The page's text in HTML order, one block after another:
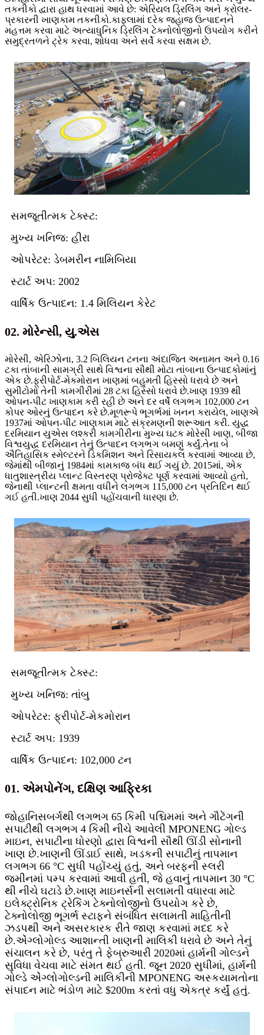
તકનીકો દ્વારા હાથ ધરવામાં આવે છે: એરિયલ ડ્રિલિંગ અને ક્રોલર-
પ્રકારની ખાણકામ તકનીકો.કાફલામાં દરેક જહાજ ઉત્પાદનને
મહત્તમ કરવા માટે અત્યાધુનિક ડ્રિલિંગ ટેક્નોલોજીનો ઉપયોગ કરીને
સમુદ્રતળને ટ્રેક કરવા, શોધવા અને સર્વે કરવા સક્ષમ છે.
સમજૂતીત્મક ટેક્સ્ટ:
મુખ્ય ખનિજ: હીરા
ઓપરેટર: ડેબમરીન નામિબિયા
સ્ટાર્ટ અપ: 2002
વાર્ષિક ઉત્પાદન: 1.4 મિલિયન કેરેટ
02. મોરેન્સી, યુ.એસ
મોરેસી, એરિઝોના, 3.2 બિલિયન ટનના અંદાજિત અનામત અને 0.16
ટકા તાંબાની સામગ્રી સાથે વિશ્વના સૌથી મોટા તાંબાના ઉત્પાદકોમાંનું
એક છે.ફ્રીપોર્ટ-મેકમોરાન ખાણમાં બહુમતી હિસ્સો ધરાવે છે અને
સુમીટોમો તેની કામગીરીમાં 28 ટકા હિસ્સો ધરાવે છે.ખાણ 1939 થી
ઓપન-પીટ ખાણકામ કરી રહી છે અને દર વર્ષે લગભગ 102,000 ટન
કોપર ઓરનું ઉત્પાદન કરે છે.મૂળરૂપે ભૂગર્ભમાં ખનન કરાયેલ, ખાણએ
1937માં ઓપન-પીટ ખાણકામ માટે સંક્રમણની શરૂઆત કરી. યુદ્ધ
દરમિયાન યુએસ લશ્કરી કામગીરીના મુખ્ય ઘટક મોરેસી ખાણ, બીજા
વિશ્વયુદ્ધ દરમિયાન તેનું ઉત્પાદન લગભગ બમણું કર્યું.તેના બે
ઐતિહાસિક સ્મેલ્ટરને ડિકમિશન અને રિસાયકલ કરવામાં આવ્યા છે,
જેમાંથી બીજાનું 1984માં કામકાજ બંધ થઈ ગયું છે. 2015માં, એક
ધાતુશાસ્ત્રીય પ્લાન્ટ વિસ્તરણ પ્રોજેક્ટ પૂર્ણ કરવામાં આવ્યો હતો,
જેનાથી પ્લાન્ટની ક્ષમતા વધીને લગભગ 115,000 ટન પ્રતિદિન થઈ
ગઈ હતી.ખાણ 2044 સુધી પહોંચવાની ધારણા છે.
સમજૂતીત્મક ટેક્સ્ટ:
મુખ્ય ખનિજ: તાંબુ
ઓપરેટર: ફ્રીપોર્ટ-મેકમોરાન
સ્ટાર્ટ અપ: 1939
વાર્ષિક ઉત્પાદન: 102,000 ટન
01. એમપોનેંગ, દક્ષિણ આફ્રિકા
જોહાનિસબર્ગથી લગભગ 65 કિમી પશ્ચિમમાં અને ગૌટેંગની
સપાટીથી લગભગ 4 કિમી નીચે આવેલી MPONENG ગોલ્ડ
માઇન, સપાટીના ધોરણો દ્વારા વિશ્વની સૌથી ઊંડી સોનાની
ખાણ છે.ખાણની ઊંડાઈ સાથે, ખડકની સપાટીનું તાપમાન
લગભગ 66 °C સુધી પહોંચ્યું હતું, અને બરફની સ્લરી
જમીનમાં પમ્પ કરવામાં આવી હતી, જે હવાનું તાપમાન 30 °C
થી નીચે ઘટાડે છે.ખાણ માઇનર્સની સલામતી વધારવા માટે
ઇલેક્ટ્રોનિક ટ્રેકિંગ ટેક્નોલોજીનો ઉપયોગ કરે છે,
ટેક્નોલોજી ભૂગર્ભ સ્ટાફને સંબંધિત સલામતી માહિતીની
ઝડપથી અને અસરકારક રીતે જાણ કરવામાં મદદ કરે
છે.એંગ્લોગોલ્ડ આશાન્તી ખાણની માલિકી ધરાવે છે અને તેનું
સંચાલન કરે છે, પરંતુ તે ફેબ્રુઆરી 2020માં હાર્મની ગોલ્ડને
સુવિધા વેચવા માટે સંમત થઈ હતી. જૂન 2020 સુધીમાં, હાર્મની
ગોલ્ડે એંગ્લોગોલ્ડની માલિકીની MPONENG અસ્કયામતોના
સંપાદન માટે ભંડોળ માટે $200m કરતાં વધુ એકત્ર કર્યું હતું.